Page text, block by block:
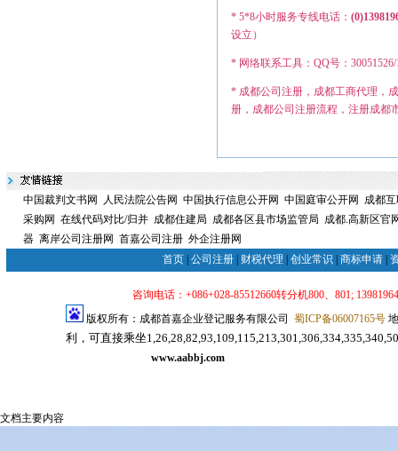
* 5*8小时服务专线电话：
设立）
* 网络联系工具：QQ号：30051526/
* 成都公司注册，成都工商代理，
册，成都公司注册流程，注册成都
中国裁判文书网 人民法院公告网 中国执行信息公开网 中国庭审公开网
成都
采购网 在线代码对比/归并 成都住建局 成都各区县市场监管局 成都.高新区官
器 离岸公司注册网 首嘉公司注册 外企注册网
首页 公司注册 财税代理 创业常识 商标申请
咨询电话：+086+028-85512660转分机800、801;
版权所有：成都首嘉企业登记服务有限公司 蜀ICP备06007165号地
利，可直接乘坐
www.aabbj.com
文档主要内容